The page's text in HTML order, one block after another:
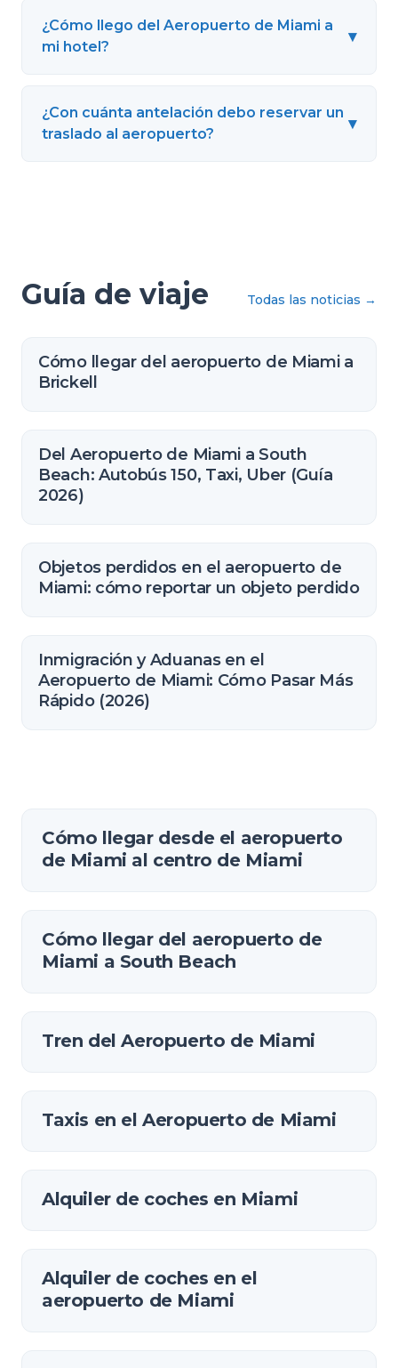
¿Cómo llego del Aeropuerto de Miami a
mi hotel?
▾
¿Con cuánta antelación debo reservar un
traslado al aeropuerto?
▾
Guía de viaje Todas las noticias →
Cómo llegar del aeropuerto de Miami a
Brickell
Del Aeropuerto de Miami a South
Beach: Autobús 150, Taxi, Uber (Guía
2026)
Objetos perdidos en el aeropuerto de
Miami: cómo reportar un objeto perdido
Inmigración y Aduanas en el
Aeropuerto de Miami: Cómo Pasar Más
Rápido (2026)
Cómo llegar desde el aeropuerto
de Miami al centro de Miami
Cómo llegar del aeropuerto de
Miami a South Beach
Tren del Aeropuerto de Miami
Taxis en el Aeropuerto de Miami
Alquiler de coches en Miami
Alquiler de coches en el
aeropuerto de Miami